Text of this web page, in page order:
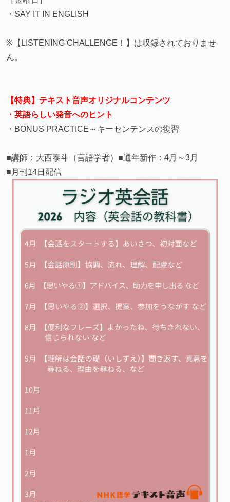
・SAY IT IN ENGLISH
※【LISTENING CHALLENGE！】は収録されておりませ
ん。
【特典】テキスト音声オリジナルコンテンツ
・英語らしい発音へのヒント
・BONUS PRACTICE～キーセンテンスの復習
■講師：大西泰斗（言語学者）■通年新作：4月～3月
■月刊14日配信